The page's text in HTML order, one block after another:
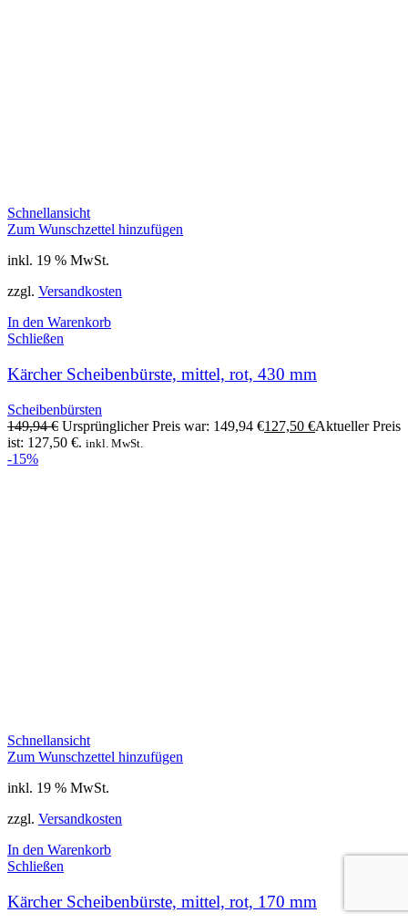
Schnellansicht
Zum Wunschzettel hinzufügen
inkl. 19 % MwSt.
zzgl. Versandkosten
In den Warenkorb
Schließen
Kärcher Scheibenbürste, mittel, rot, 430 mm
Scheibenbürsten
149,94€ Ursprünglicher Preis war: 149,94 €127,50 €Aktueller Preis
ist: 127,50 €. inkl. MwSt.
-15%
Schnellansicht
Zum Wunschzettel hinzufügen
inkl. 19 % MwSt.
zzgl. Versandkosten
In den Warenkorb
Schließen
Kärcher Scheibenbürste, mittel, rot, 170 mm